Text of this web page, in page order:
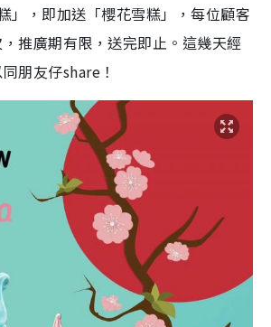
」，即加送「櫻花雪糕」，每位顧客
推廣期有限，送完即止。這幾天經
朋友仔share！